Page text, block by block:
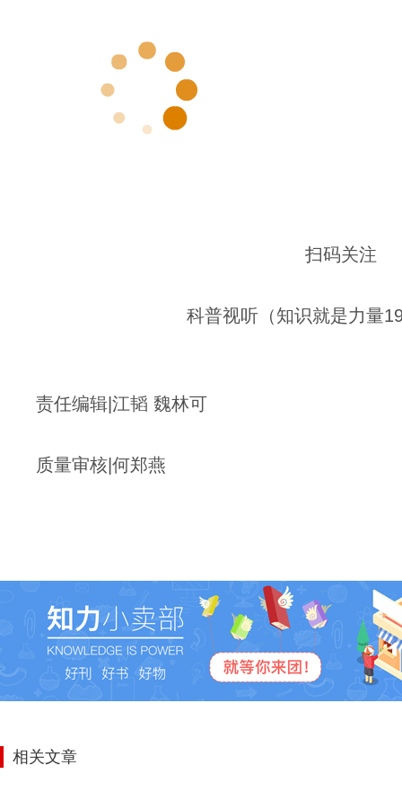
扫码关注
科普视听（知识就是力量
责任编辑|江韬 魏林可
质量审核|何郑燕
相关文章